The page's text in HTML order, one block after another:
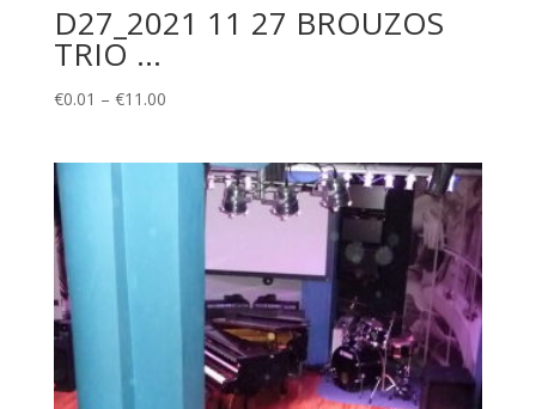
D27_2021 11 27 BROUZOS
TRIO …
€0.01 – €11.00Price
through
€11.00